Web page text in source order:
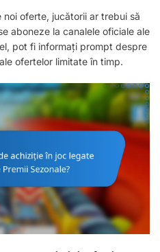
oferte, jucătorii ar trebui să
aboneze la canalele oficiale ale
pot fi informați prompt despre
ofertelor limitate în timp.